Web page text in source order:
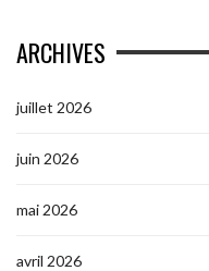
ARCHIVES
juillet 2026
juin 2026
mai 2026
avril 2026